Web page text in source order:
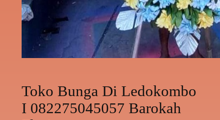
Toko Bunga Di Ledokombo
I 082275045057 Barokah